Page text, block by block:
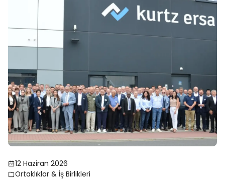
12 Haziran 2026
Ortaklıklar & İş Birlikleri